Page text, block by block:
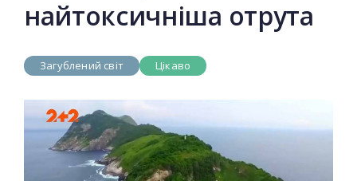
найтоксичніша отрута
Загублений світ Цікаво